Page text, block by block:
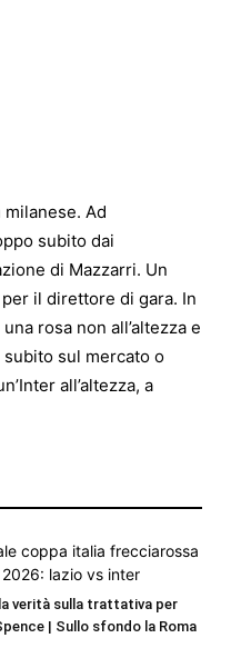
Ad
subito dai
di Mazzarri. Un
il direttore di gara. In
rosa non all’altezza e
sul mercato o
all’altezza, a
verità sulla trattativa per
| Sullo sfondo la Roma